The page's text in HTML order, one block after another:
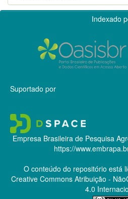
Indexado
Suportado por
Empresa Brasileira de Pesquisa
https://
O conteúdo do repositório está
Creative CommonsAtribuição -
4.0